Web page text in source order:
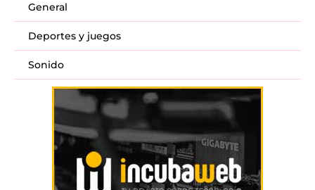
General
Deportes y juegos
Sonido